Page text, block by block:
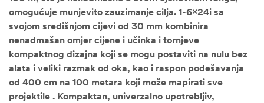
omogućuje munjevito zauzimanje cilja. 1-6x24i sa
svojom središnjom cijevi od 30 mm kombinira
nenadmašan omjer cijene i učinka i tornjeve
kompaktnog dizajna koji se mogu postaviti na nulu bez
alata i veliki razmak od oka, kao i raspon podešavanja
od 400 cm na 100 metara koji može mapirati sve
projektile . Kompaktan, univerzalno upotrebljiv,